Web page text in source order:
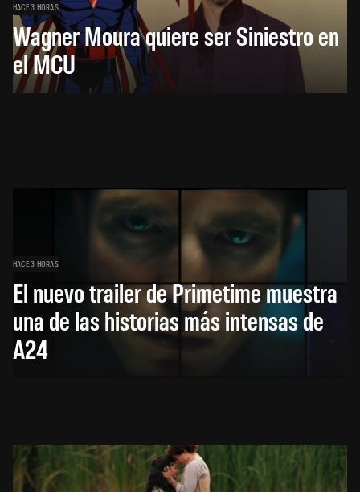
HACE 3 HORAS
Wagner Moura quiere ser Siniestro en
el MCU
HACE 3 HORAS
El nuevo trailer de Primetime muestra
una de las historias más intensas de
A24